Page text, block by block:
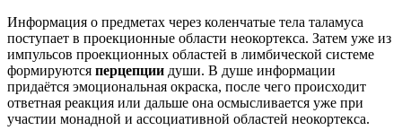
Информация о предметах через коленчатые тела таламуса
поступает в проекционные области неокортекса. Затем уже из
импульсов проекционных областей в лимбической системе
формируются перцепции души. В душе информации
придаётся эмоциональная окраска, после чего происходит
ответная реакция или дальше она осмысливается уже при
участии монадной и ассоциативной областей неокортекса.